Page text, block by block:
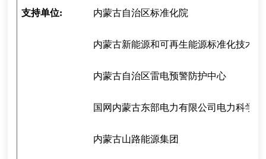
支持单位: 内蒙古自治区标准化院
内蒙古新能源和可再生能源标准化技术
内蒙古自治区雷电预警防护中心
国网内蒙古东部电力有限公司电力科学
内蒙古山路能源集团